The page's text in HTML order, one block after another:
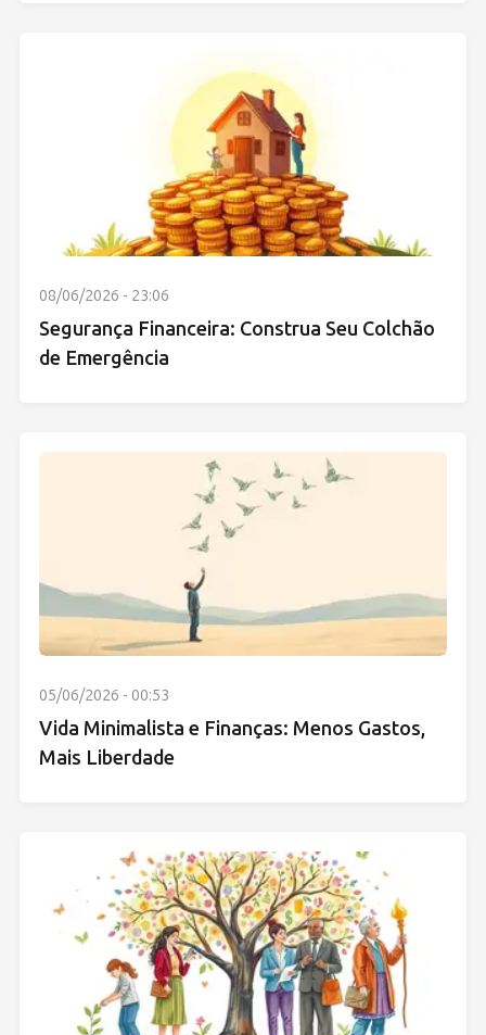
08/06/2026 - 23:06
Segurança Financeira: Construa Seu Colchão
de Emergência
05/06/2026 - 00:53
Vida Minimalista e Finanças: Menos Gastos,
Mais Liberdade